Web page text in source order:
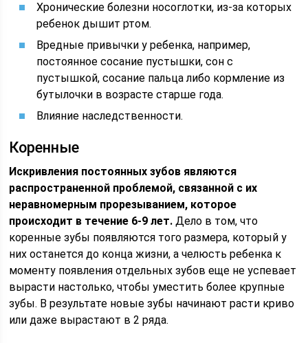
Хронические болезни носоглотки, из-за которых
ребенок дышит ртом.
Вредные привычки у ребенка, например,
постоянное сосание пустышки, сон с
пустышкой, сосание пальца либо кормление из
бутылочки в возрасте старше года.
Влияние наследственности.
Коренные
Искривления постоянных зубов являются
распространенной проблемой, связанной с их
неравномерным прорезыванием, которое
происходит в течение 6-9 лет. Дело в том, что
коренные зубы появляются того размера, который у
них останется до конца жизни, а челюсть ребенка к
моменту появления отдельных зубов еще не успевает
вырасти настолько, чтобы уместить более крупные
зубы. В результате новые зубы начинают расти криво
или даже вырастают в 2 ряда.